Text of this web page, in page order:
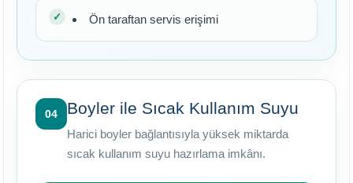
Ön taraftan servis erişimi
04 Boyler ile Sıcak Kullanım Suyu
Harici boyler bağlantısıyla yüksek miktarda
sıcak kullanım suyu hazırlama imkânı.